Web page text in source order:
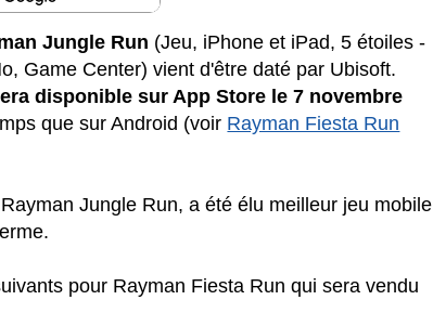
Jungle Run (Jeu, iPhone et iPad, 5 étoiles -
Game Center) vient d'être daté par Ubisoft.
disponible sur App Store le 7 novembre
que sur Android (voir Rayman Fiesta Run
Jungle Run, a été élu meilleur jeu mobile
pour Rayman Fiesta Run qui sera vendu